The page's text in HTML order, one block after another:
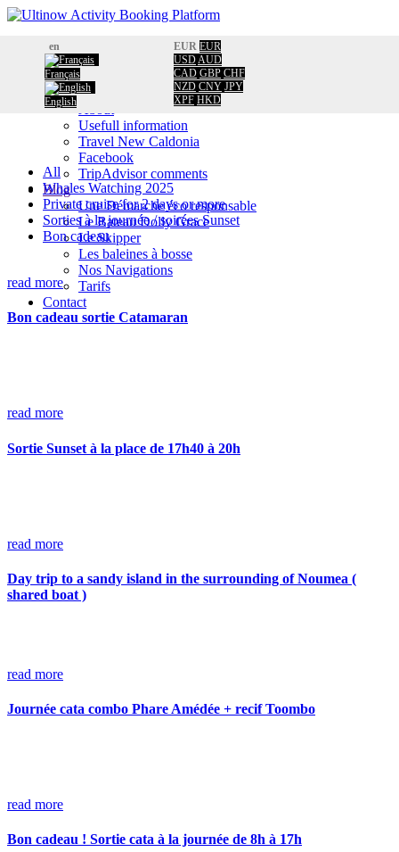
en
Français
English
EUR EUR
USDAUD
CAD GBP CHF
NZD CNY JPY
XPF HKD
Home
Booking
Calendar
Information
Usefull information
Travel New Caldonia
Facebook
TripAdvisor comments
Blog
Une Démarche éco responsable
Le Bateau Dolly Grace
Le Skipper
Les baleines à bosse
Nos Navigations
Tarifs
Contact
All
Whales Watching 2025
Private cruise for 2 days or more
Sorties à la journée / soirées Sunset
Bon cadeau
read more
Bon cadeau sortie Catamaran
read more
Sortie Sunset à la place de 17h40 à 20h
read more
Day trip to a sandy island in the surrounding of Noumea (
shared boat )
read more
Journée cata combo Phare Amédée + recif Toombo
read more
Bon cadeau ! Sortie cata à la journée de 8h à 17h